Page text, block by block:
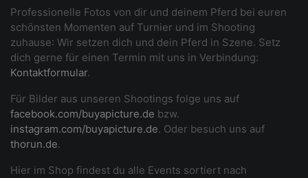
Professionelle Fotos von dir und deinem Pferd bei euren
schönsten Momenten auf Turnier und im Shooting
zuhause: Wir setzen dich und dein Pferd in Szene. Setz
dich gerne für einen Termin mit uns in Verbindung:
Kontaktformular.
Für Bilder aus unseren Shootings folge uns auf
facebook.com/buyapicture.de bzw.
instagram.com/buyapicture.de. Oder besuch uns auf
thorun.de.
Hier im Shop findest du alle Events sortiert nach